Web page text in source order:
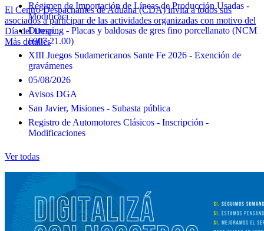
El Centro Despachantes de Aduana (CDA) invita a todos sus
asociados a participar de las actividades organizadas con motivo del
Día del Desp...
Más detalles
Régimen de Importación de Líneas de Producción Usadas -
Modificaci
Dumping - Placas y baldosas de gres fino porcellanato (NCM
6907.21.00)
XIII Juegos Sudamericanos Sante Fe 2026 - Exención de
gravámenes
05/08/2026
Avisos DGA
San Javier, Misiones - Subasta pública
Registro de Automotores Clásicos - Inscripción -
Modificaciones
Ver todas